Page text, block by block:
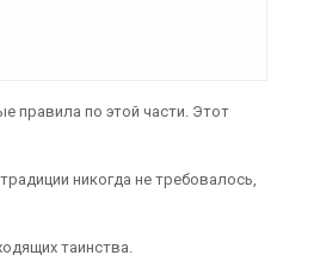
правила по этой части. Этот
никогда не требовалось,
таинства.